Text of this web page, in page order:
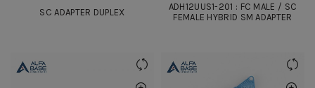
SC ADAPTER DUPLEX
ADH12UUS1-201 : FC MALE / SC
FEMALE HYBRID SM ADAPTER